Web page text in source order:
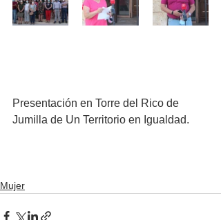
Presentación en Torre del Rico de
Jumilla de Un Territorio en Igualdad.
Mujer